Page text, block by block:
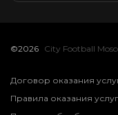
©2026 City Football
Договор оказания
Правила оказания услуг